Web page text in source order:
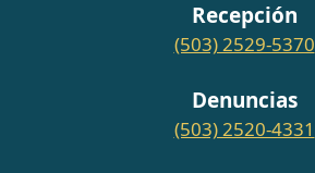
Recepción
(503) 2529-5370
Denuncias
(503) 2520-4331